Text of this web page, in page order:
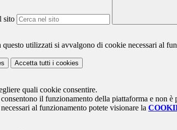
sito
utilizzati si avvalgono di cookie necessari al
Accetta tutti i cookies
quali cookie consentire.
il funzionamento della piattaforma e non è
al funzionamento potete visionare la